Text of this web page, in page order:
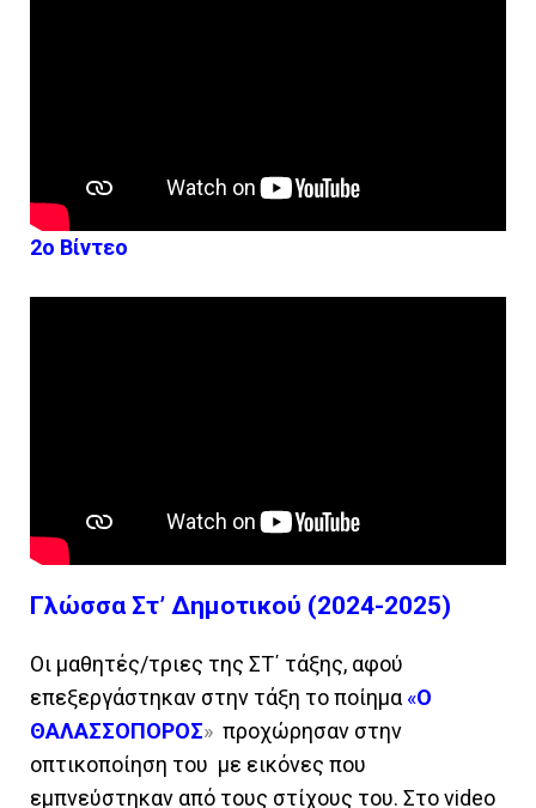
2ο Βίντεο
Γλώσσα Στ’ Δημοτικού (2024-2025)
Οι μαθητές/τριες της ΣΤ΄ τάξης, αφού
επεξεργάστηκαν στην τάξη το ποίημα «Ο
ΘΑΛΑΣΣΟΠΟΡΟΣ» προχώρησαν στην
οπτικοποίηση του με εικόνες που
εμπνεύστηκαν από τους στίχους του. Στο video